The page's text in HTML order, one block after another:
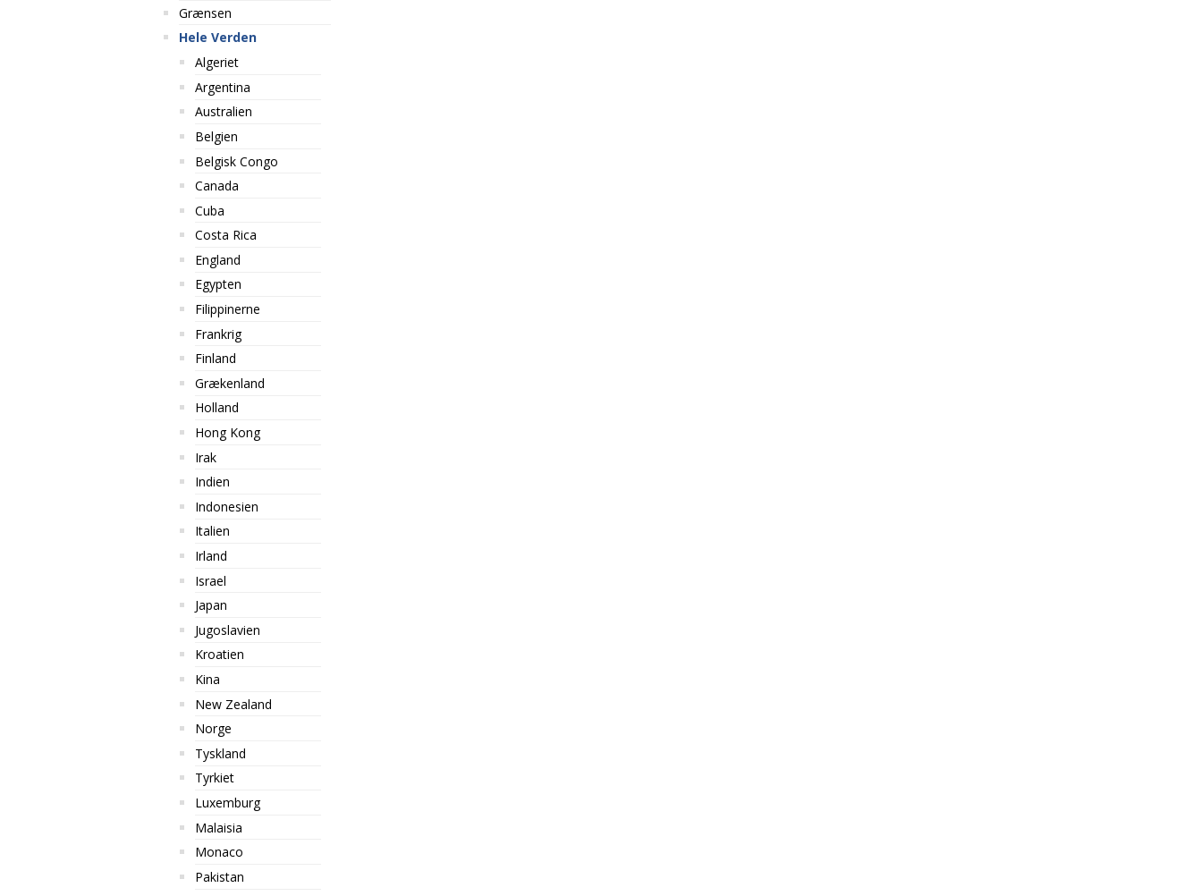
Grænsen
Hele Verden
Algeriet
Argentina
Australien
Belgien
Belgisk Congo
Canada
Cuba
Costa Rica
England
Egypten
Filippinerne
Frankrig
Finland
Grækenland
Holland
Hong Kong
Irak
Indien
Indonesien
Italien
Irland
Israel
Japan
Jugoslavien
Kroatien
Kina
New Zealand
Norge
Tyskland
Tyrkiet
Luxemburg
Malaisia
Monaco
Pakistan